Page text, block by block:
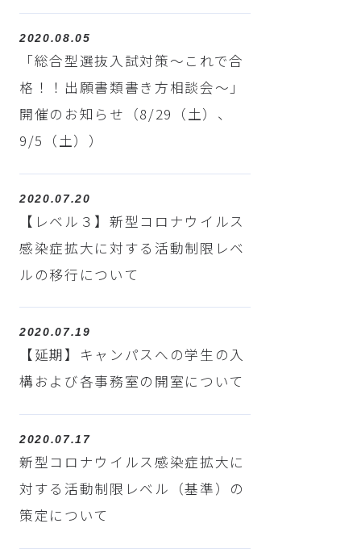
2020.08.05
「総合型選抜入試対策～これで合
格！！出願書類書き方相談会～」
開催のお知らせ（8/29（土）、
9/5（土））
2020.07.20
【レベル３】新型コロナウイルス
感染症拡大に対する活動制限レベ
ルの移行について
2020.07.19
【延期】キャンパスへの学生の入
構および各事務室の開室について
2020.07.17
新型コロナウイルス感染症拡大に
対する活動制限レベル（基準）の
策定について